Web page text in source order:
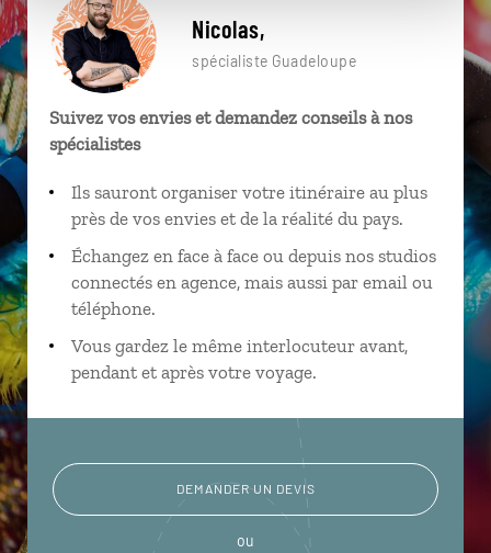
Nicolas,
spécialiste Guadeloupe
Suivez vos envies et demandez conseils à nos
spécialistes
Ils sauront organiser votre itinéraire au plus
près de vos envies et de la réalité du pays.
Échangez en face à face ou depuis nos studios
connectés en agence, mais aussi par email ou
téléphone.
Vous gardez le même interlocuteur avant,
pendant et après votre voyage.
DEMANDER UN DEVIS
ou